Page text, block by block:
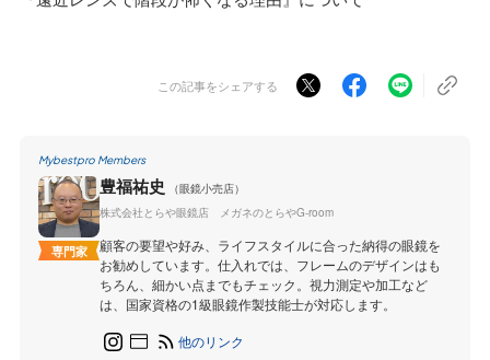
この記事をシェアする
Mybestpro Members
専門家
豊福祐史
（眼鏡小売店）
株式会社とらや眼鏡店 メガネのとらやG-room
顧客の要望や好み、ライフスタイルに合った納得の眼鏡を
お勧めしています。仕入れでは、フレームのデザインはも
ちろん、細かい点までもチェック。視力測定や加工など
は、国家資格の1級眼鏡作製技能士が対応します。
他のリンク